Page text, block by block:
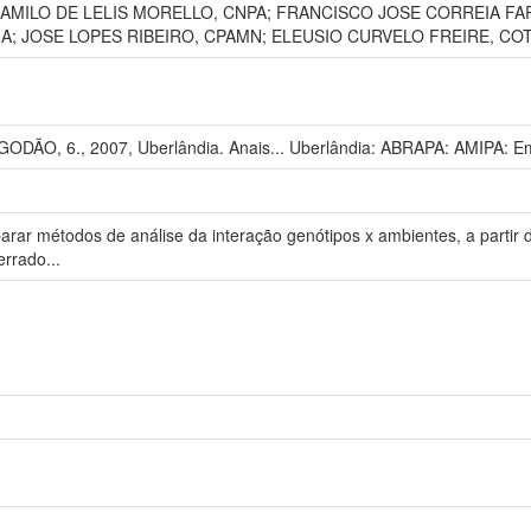
DE LELIS MORELLO, CNPA; FRANCISCO JOSE CORREIA
JOSE LOPES RIBEIRO, CPAMN; ELEUSIO CURVELO FREIRE,
6., 2007, Uberlândia. Anais... Uberlândia: ABRAPA: AMIPA:
métodos de análise da interação genótipos x ambientes, a